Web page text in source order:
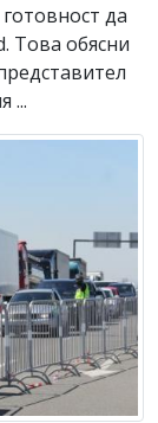
да
Това обясни
...